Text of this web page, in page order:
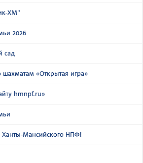
ХМ"
2026
сад
«Открытая игра»
hmnpf.ru»
Мансийского НПФ!